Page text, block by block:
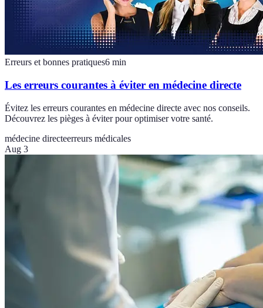
Erreurs et bonnes pratiques6 min
Les erreurs courantes à éviter en médecine directe
Évitez les erreurs courantes en médecine directe avec nos conseils.
Découvrez les pièges à éviter pour optimiser votre santé.
médecine directeerreurs médicales
Aug 3